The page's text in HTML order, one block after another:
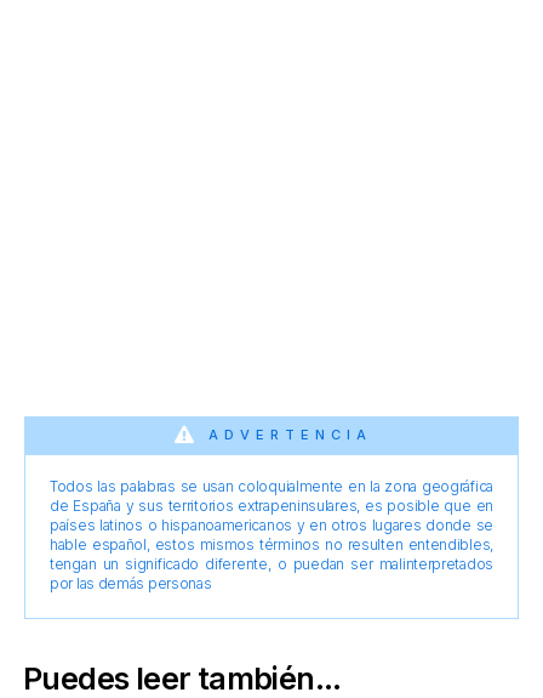
ADVERTENCIA
Todos las palabras se usan coloquialmente en la zona geográfica
de España y sus territorios extrapeninsulares, es posible que en
países latinos o hispanoamericanos y en otros lugares donde se
hable español, estos mismos términos no resulten entendibles,
tengan un significado diferente, o puedan ser malinterpretados
por las demás personas
Puedes leer también...